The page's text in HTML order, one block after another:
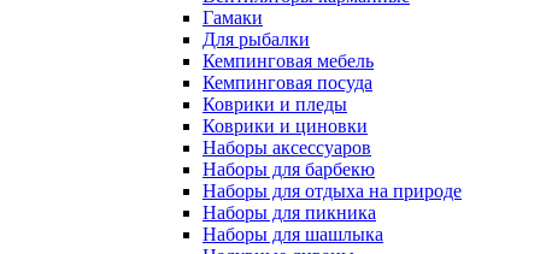
Гамаки
Для рыбалки
Кемпинговая мебель
Кемпинговая посуда
Коврики и пледы
Коврики и циновки
Наборы аксессуаров
Наборы для барбекю
Наборы для отдыха на природе
Наборы для пикника
Наборы для шашлыка